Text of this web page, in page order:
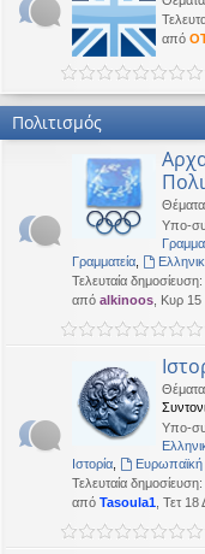
από
Πολιτισμός
Θέματα
Υπο-
Γραμματεία
Τελευταία δημοσίευση:
από alkinoos , Κυρ
Θέματα
Υπο-
Ιστορία
Ευρωπαϊκή
Τελευταία δημοσίευση:
από Tasoula1 , Τετ